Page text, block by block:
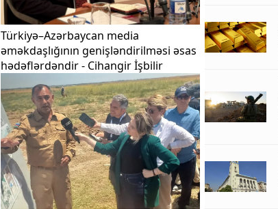
Türkiyə–Azərbaycan media
əməkdaşlığının genişləndirilməsi əsas
hədəflərdəndir - Cihangir İşbilir